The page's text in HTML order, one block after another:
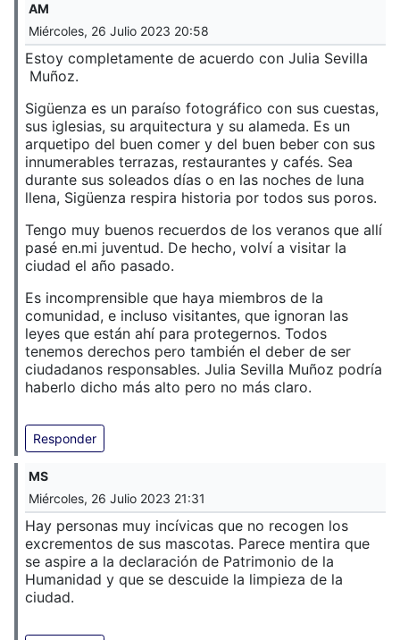
AM
Miércoles, 26 Julio 2023 20:58
Estoy completamente de acuerdo con Julia Sevilla
Muñoz.
Sigüenza es un paraíso fotográfico con sus cuestas,
sus iglesias, su arquitectura y su alameda. Es un
arquetipo del buen comer y del buen beber con sus
innumerables terrazas, restaurantes y cafés. Sea
durante sus soleados días o en las noches de luna
llena, Sigüenza respira historia por todos sus poros.
Tengo muy buenos recuerdos de los veranos que allí
pasé en.mi juventud. De hecho, volví a visitar la
ciudad el año pasado.
Es incomprensible que haya miembros de la
comunidad, e incluso visitantes, que ignoran las
leyes que están ahí para protegernos. Todos
tenemos derechos pero también el deber de ser
ciudadanos responsables. Julia Sevilla Muñoz podría
haberlo dicho más alto pero no más claro.
Responder
MS
Miércoles, 26 Julio 2023 21:31
Hay personas muy incívicas que no recogen los
excrementos de sus mascotas. Parece mentira que
se aspire a la declaración de Patrimonio de la
Humanidad y que se descuide la limpieza de la
ciudad.